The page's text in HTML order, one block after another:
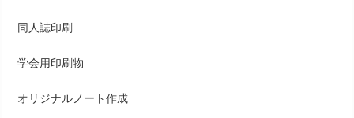
同人誌印刷
学会用印刷物
オリジナルノート作成